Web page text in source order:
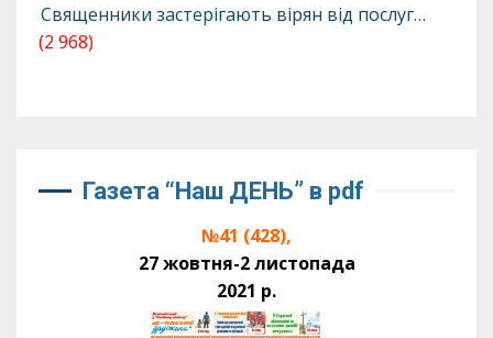
Священники застерігають вірян від послуг…
(2 968)
Газета “Наш ДЕНЬ” в pdf
№41 (428),
27 жовтня-2 листопада
2021 р.